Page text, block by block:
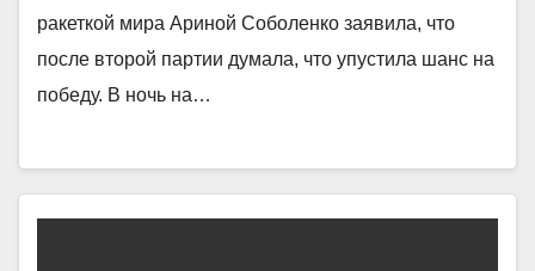
ракеткой мира Ариной Соболенко заявила, что
после второй партии думала, что упустила шанс на
победу. В ночь на…